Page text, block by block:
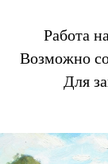
Работа
Возможно
Для